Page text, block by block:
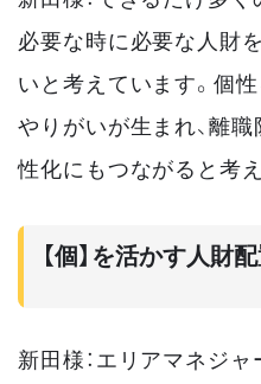
必要な時に必要な人財
いと考えています。個
やりがいが生まれ、離
性化にもつながると考
【個】を活かす人財
新田様：エリアマネジ